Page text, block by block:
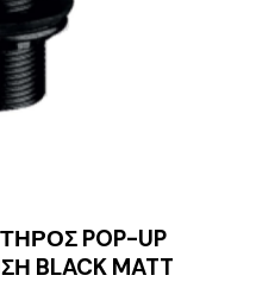
POP-UP
BLACK MATT